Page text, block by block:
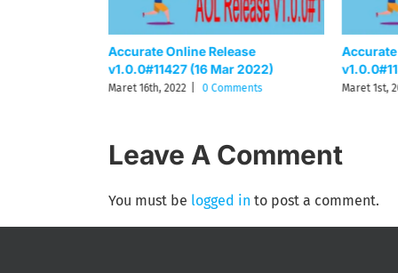
Accurate Online Release
v1.0.0#11427 (16 Mar 2022)
Maret 16th, 2022 0 Comments
Accurate
Maret 1st,
Leave A Comment
You must be logged in to post a comment.